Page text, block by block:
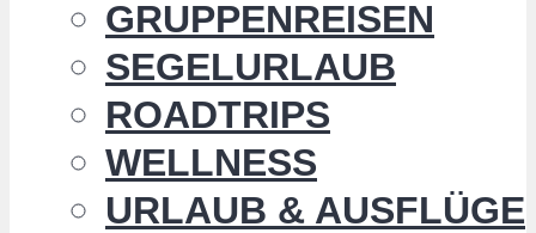
GRUPPENREISEN
SEGELURLAUB
ROADTRIPS
WELLNESS
URLAUB & AUSFLÜGE